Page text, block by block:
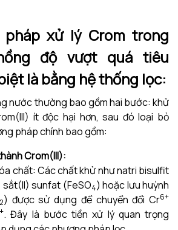
xử lý Crom trong
độ vượt quá tiêu
là bằng hệ thống lọc:
nước thường bao gồm hai bước: khử
ít độc hại hơn, sau đó loại bỏ
pháp chính bao gồm:
Crom(III):
chất: Các chất khử như natri bisulfit
sắt(II) sunfat (FeSO4) hoặc lưu huỳnh
2) được sử dụng để chuyển đổi Cr6+
. Đây là bước tiền xử lý quan trọng